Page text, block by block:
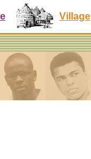
Village